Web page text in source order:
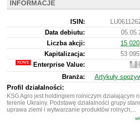
INFORMACJE
ISIN:
Data debiutu:
Liczba akcji:
15
Kapitalizacja:
53
Enterprise Value:
Branża:
Artykuły
Profil działalności:
KSG Agro jest holdingiem rolniczym działającym
terenie Ukrainy. Podstawę działalności grupy
uprawa ziemi i wytwarzanie produktów rolnych,...